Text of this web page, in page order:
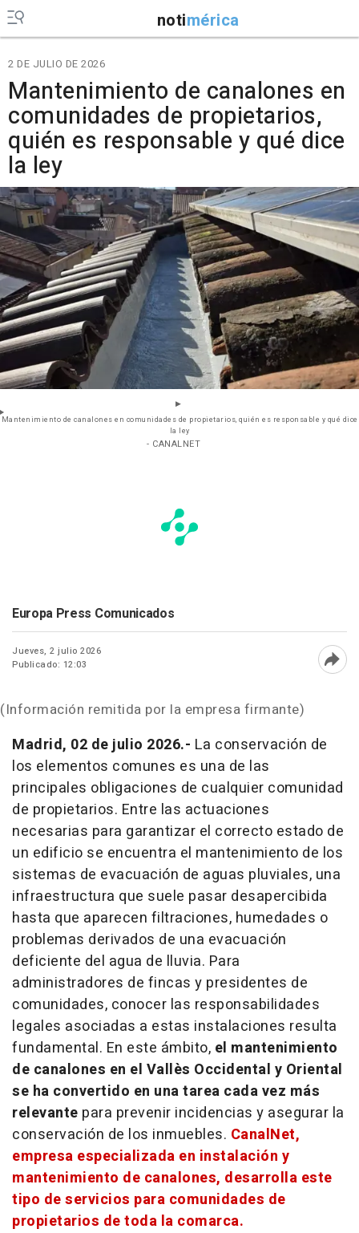
notimérica
2 DE JULIO DE 2026
Mantenimiento de canalones en
comunidades de propietarios,
quién es responsable y qué dice
la ley
Mantenimiento de canalones en comunidades de propietarios, quién es responsable y qué dice
la ley
- CANALNET
Europa Press Comunicados
Jueves, 2 julio 2026
Publicado: 12:03
(Información remitida por la empresa firmante)
Madrid, 02 de julio 2026.- La conservación de
los elementos comunes es una de las
principales obligaciones de cualquier comunidad
de propietarios. Entre las actuaciones
necesarias para garantizar el correcto estado de
un edificio se encuentra el mantenimiento de los
sistemas de evacuación de aguas pluviales, una
infraestructura que suele pasar desapercibida
hasta que aparecen filtraciones, humedades o
problemas derivados de una evacuación
deficiente del agua de lluvia. Para
administradores de fincas y presidentes de
comunidades, conocer las responsabilidades
legales asociadas a estas instalaciones resulta
fundamental. En este ámbito, el mantenimiento
de canalones en el Vallès Occidental y Oriental
se ha convertido en una tarea cada vez más
relevante para prevenir incidencias y asegurar la
conservación de los inmuebles. CanalNet,
empresa especializada en instalación y
mantenimiento de canalones, desarrolla este
tipo de servicios para comunidades de
propietarios de toda la comarca.